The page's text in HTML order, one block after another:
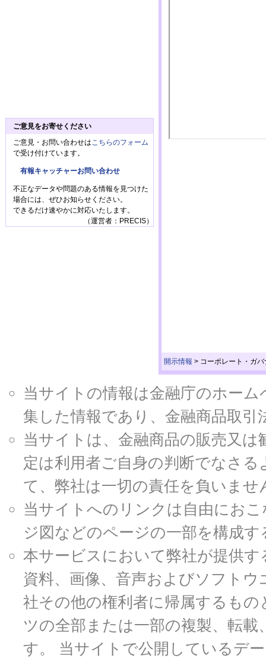
開示情報 > コーポレート・ガ
ご意見をお寄せください
ご意見・お問い合わせは こちらのフォーム
で受け付けています。
有報キャッチャーお問い合わせ
不正なデータや問題のある情報を見つけた
場合には、ぜひお知らせください。
できるだけ速やかに対応いたします。
（運営者：PRECIS）
当サイトの情報は金融庁のホー
集した情報であり、金融商品取
当サイトは、金融商品の販売又
定は利用者ご自身の判断でなさ
て、弊社は一切の責任を負いませ
当サイトへのリンクは自由にお
ジ図などのページの一部を構成
本サービスにおいて弊社が提供
資料、画像、音声およびソフト
社その他の権利者に帰属するも
ツの全部または一部の複製、転
す。 当サイトで公開しているデ